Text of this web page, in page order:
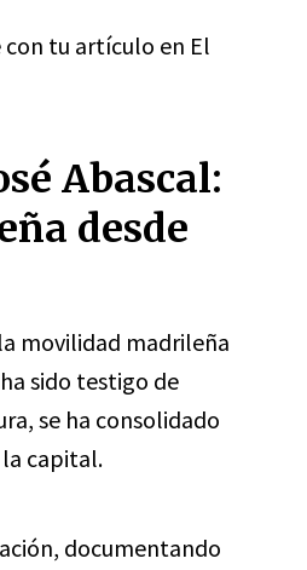
con tu artículo en El
Abascal:
desde
movilidad madrileña
sido testigo de
se ha consolidado
capital.
documentando